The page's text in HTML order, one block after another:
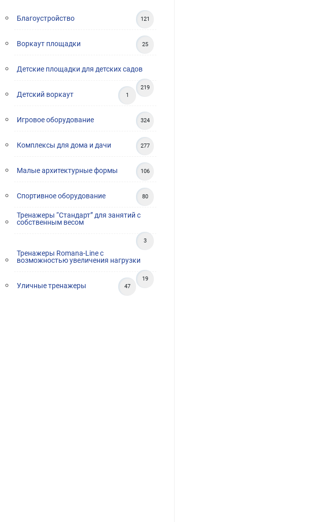
Благоустройство 121
Воркаут площадки 25
Детские площадки для детских садов
219
Детский воркаут 1
Игровое оборудование 324
Комплексы для дома и дачи 277
Малые архитектурные формы 106
Спортивное оборудование 80
Тренажеры “Стандарт” для занятий с
собственным весом
3
Тренажеры Romana-Line с
возможностью увеличения нагрузки
19
Уличные тренажеры 47